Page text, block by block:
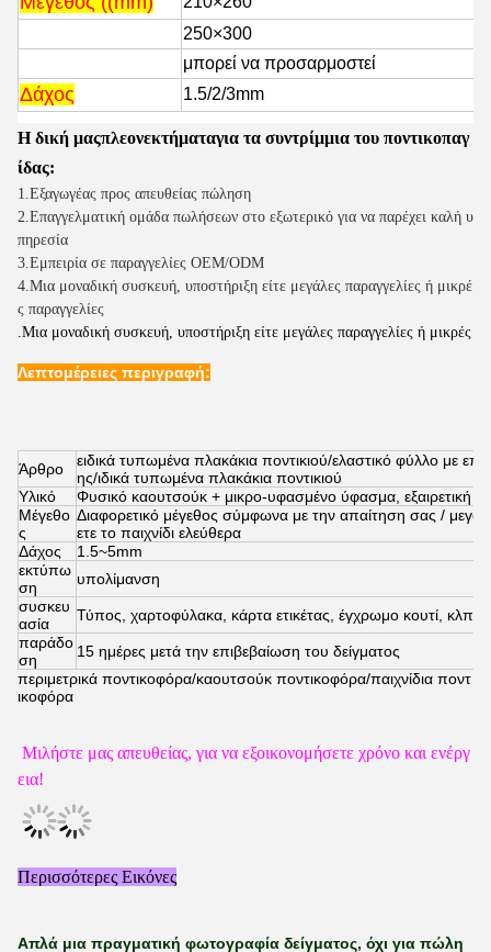
250×300
μπορεί να προσαρμοστεί
Δάχος 1.5/2/3mm
Η δική μαςπλεονεκτήματαγια τα συντρίμμια του ποντικοπαγ
ίδας:
1.Εξαγωγέας προς απευθείας πώληση
2.Επαγγελματική ομάδα πωλήσεων στο εξωτερικό για να παρέχει καλή υ
πηρεσία
3.Εμπειρία σε παραγγελίες OEM/ODM
4.Μια μοναδική συσκευή, υποστήριξη είτε μεγάλες παραγγελίες ή μικρέ
ς παραγγελίες
.Μια μοναδική συσκευή, υποστήριξη είτε μεγάλες παραγγελίες ή μικρές
Λεπτομέρειες περιγραφή:
Άρθρο
ειδικά τυπωμένα πλακάκια ποντικιού/ελαστικό φύλλο με
ης/ιδικά τυπωμένα πλακάκια ποντικιού
Υλικό
Φυσικό καουτσούκ + μικρο-υφασμένο ύφασμα, εξαιρετική
Μέγεθο
ς
Διαφορετικό μέγεθος σύμφωνα με την απαίτηση σας /
ετε το παιχνίδι ελεύθερα
Δάχος
1.5~5mm
εκτύπω
ση
υπολίμανση
συσκευ
ασία
Τύπος, χαρτοφύλακα, κάρτα ετικέτας, έγχρωμο κουτί, κλπ.
παράδο
ση
15 ημέρες μετά την επιβεβαίωση του δείγματος
περιμετρικά ποντικοφόρα/καουτσούκ ποντικοφόρα/παιχνίδια ποντ
ικοφόρα
Μιλήστε μας απευθείας, για να εξοικονομήσετε χρόνο και ενέργ
εια!
Περισσότερες Εικόνες
Απλά μια πραγματική φωτογραφία δείγματος, όχι για πώλη